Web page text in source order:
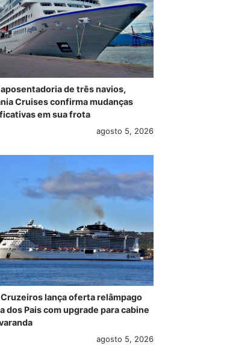
de três navios,
Cruises confirma mudanças
em sua frota
agosto 5, 2026
Cruzeiros lança oferta relâmpago
dos Pais com upgrade para cabine
agosto 5, 2026